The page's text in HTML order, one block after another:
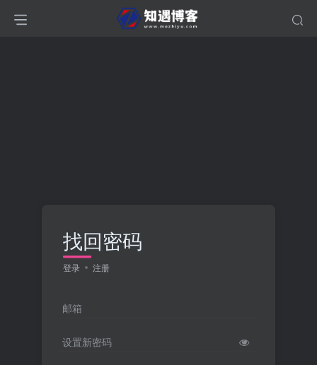
找回密码
登录 注册
邮箱
设置新密码